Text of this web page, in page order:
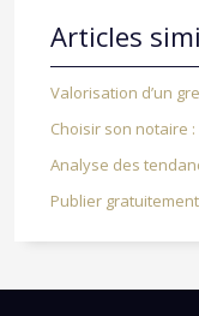
Articles
Valorisation d’un
Choisir son notaire
Analyse des
Publier